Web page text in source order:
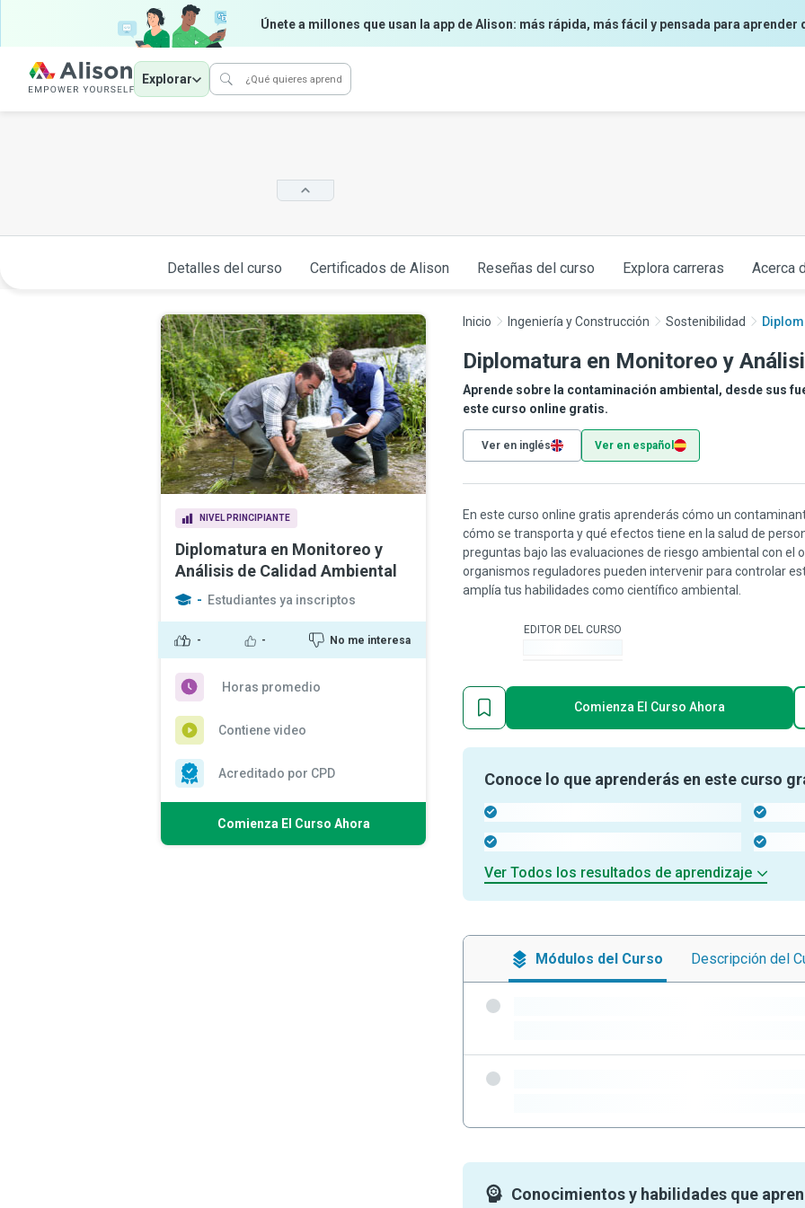
Únete a millones que usan la app de Alison: más rápida, más fácil y pensada para
Explorar
Detalles del curso Certificados de Alison Reseñas del curso Explora carreras Acerca
NIVEL PRINCIPIANTE
Diplomatura en Monitoreo y
Análisis de Calidad Ambiental
- Estudiantes ya inscriptos
- - No me interesa
Horas promedio
Contiene video
Acreditado por CPD
Comienza El Curso Ahora
Inicio Ingeniería y Construcción Sostenibilidad
Diplomatura en Monitoreo y
Aprende sobre la contaminación ambiental, desde sus
este curso online gratis.
Ver en inglés Ver en español
En este curso online gratis aprenderás cómo un
cómo se transporta y qué efectos tiene en la salud de
preguntas bajo las evaluaciones de riesgo ambiental con el
organismos reguladores pueden intervenir para controlar
amplía tus habilidades como científico ambiental.
EDITOR DEL CURSO
Comienza El Curso Ahora
Conoce lo que aprenderás en este curso
Ver Todos los resultados de aprendizaje
Módulos del Curso Descripción del
Conocimientos y habilidades que